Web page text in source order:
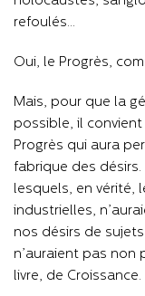
refoulés…
Oui, le Progrès,
Mais, pour que la
possible, il convient
Progrès qui aura
fabrique des désirs.
lesquels, en vérité,
industrielles,
nos désirs de
n’auraient pas non
livre, de Croissance.